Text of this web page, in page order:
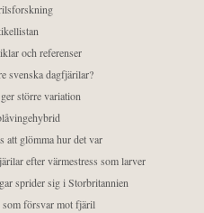
och referenser
svenska dagfjärilar?
större variation
att glömma hur det var
efter värmestress som larver
sprider sig i Storbritannien
försvar mot fjäril